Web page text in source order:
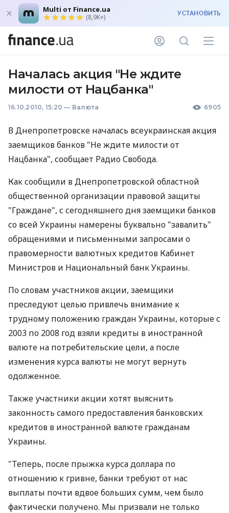
Multi от Finance.ua
(8,9K+) УСТАНОВИТЬ
Началась акция "Не ждите
милости от Нацбанка"
16.10.2010, 15:20 — Валюта 6905
В Днепропетровске началась всеукраинская акция
заемщиков банков "Не ждите милости от
Нацбанка", сообщает Радио Свобода.
Как сообщили в Днепропетровской областной
общественной организации правовой защиты
"Граждане", с сегодняшнего дня заемщики банков
со всей Украины намерены буквально "завалить"
обращениями и письменными запросами о
правомерности валютных кредитов Кабинет
Министров и Национальный банк Украины.
По словам участников акции, заемщики
преследуют целью привлечь внимание к
трудному положению граждан Украины, которые с
2003 по 2008 год взяли кредиты в иностранной
валюте на потребительские цели, а после
изменения курса валюты не могут вернуть
одолженное.
Также участники акции хотят выяснить
законность самого предоставления банковских
кредитов в иностранной валюте гражданам
Украины.
"Теперь, после прыжка курса доллара по
отношению к гривне, банки требуют от нас
выплаты почти вдвое больших сумм, чем было
фактически получено. Мы призвали не только